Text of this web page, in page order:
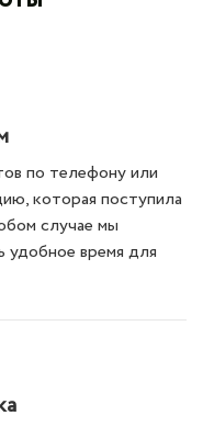
по телефону или
которая поступила
случае мы
удобное время для